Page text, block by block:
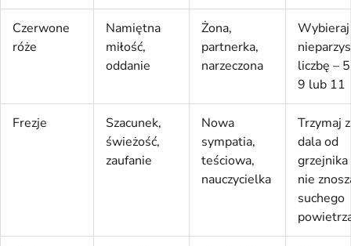
Czerwone
róże
Namiętna
miłość,
oddanie
Żona,
partnerka,
narzeczona
Wybieraj
liczbę –
9 lub 11
Frezje
Szacunek,
świeżość,
zaufanie
Nowa
sympatia,
teściowa,
nauczycielka
Trzymaj z
dala od
grzejnika
nie
suchego